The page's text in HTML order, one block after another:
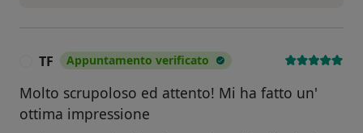
TF Appuntamento verificato
Molto scrupoloso ed attento! Mi ha fatto un'
ottima impressione